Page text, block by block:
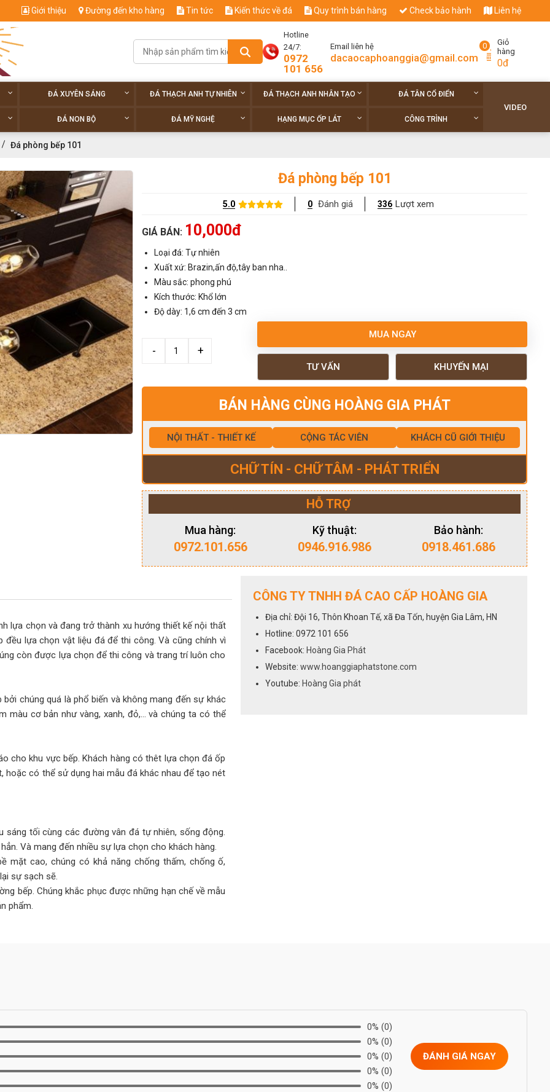
Giới thiệu Đường đến kho hàng Tin tức Kiến thức về đá Quy trình bán hàng Check bảo hành Liên hệ
Hotline
24/7:
0972
101 656
Email liên hệ
dacaocaphoanggia@gmail.com
0
Giỏ
hàng
0đ
ĐÁ XUYÊN SÁNG ĐÁ THẠCH ANH TỰ NHIÊN ĐÁ THẠCH ANH NHÂN TẠO ĐÁ TÂN CỔ ĐIỂN
ĐÁ NON BỘ ĐÁ MỸ NGHỆ HẠNG MỤC ỐP LÁT CÔNG TRÌNH
VIDEO
Đá phòng bếp 101
Đá phòng bếp 101
5.0 0 Đánh giá 336 Lượt xem
GIÁ BÁN: 10,000đ
Loại đá: Tự nhiên
Xuất xứ: Brazin,ấn độ,tây ban nha..
Màu sắc: phong phú
Kích thước: Khổ lớn
Độ dày: 1,6 cm đến 3 cm
MUA NGAY
TƯ VẤN KHUYẾN MẠI
BÁN HÀNG CÙNG HOÀNG GIA PHÁT
NỘI THẤT - THIẾT KẾ CỘNG TÁC VIÊN KHÁCH CŨ GIỚI THIỆU
CHỮ TÍN - CHỮ TÂM - PHÁT TRIỂN
HỖ TRỢ
Mua hàng:
0972.101.656
Kỹ thuật:
0946.916.986
Bảo hành:
0918.461.686
lựa chọn và đang trở thành xu hướng thiết kế nội thất
đều lựa chọn vật liệu đá để thi công. Và cũng chính vì
còn được lựa chọn để thi công và trang trí luôn cho
chúng quá là phổ biến và không mang đến sự khác
màu cơ bản như vàng, xanh, đỏ,… và chúng ta có thể
cho khu vực bếp. Khách hàng có thêt lựa chọn đá ốp
có thể sử dụng hai mẫu đá khác nhau để tạo nét
tối cùng các đường vân đá tự nhiên, sống động.
Và mang đến nhiều sự lựa chọn cho khách hàng.
cao, chúng có khả năng chống thấm, chống ố,
sự sạch sẽ.
bếp. Chúng khắc phục được những hạn chế về mẫu
phẩm.
biến trên thị trường như: đá hoa cương tự nhiên, đá
mình thích.
lực tác động lên. Cho nên khi chọn đá ốp tường thì
14mm – 20mm.
tường bếp là cùng một loại đá hoặc sử dụng hai loại
trắng vân, đen vân trắng, xám, xanh, vàng, nâu, …
CÔNG TY TNHH ĐÁ CAO CẤP HOÀNG GIA
Địa chỉ: Đội 16, Thôn Khoan Tế, xã Đa Tốn, huyện Gia Lâm, HN
Hotline: 0972 101 656
Facebook: Hoàng Gia Phát
Website: www.hoanggiaphatstone.com
Youtube: Hoàng Gia phát
0% (0)
0% (0)
0% (0)
0% (0)
0% (0)
ĐÁNH GIÁ NGAY